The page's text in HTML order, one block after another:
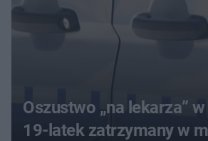
Oszustwo „na lekarza”
19-latek zatrzymany w